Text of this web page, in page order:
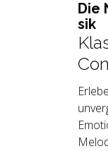
Die
sik